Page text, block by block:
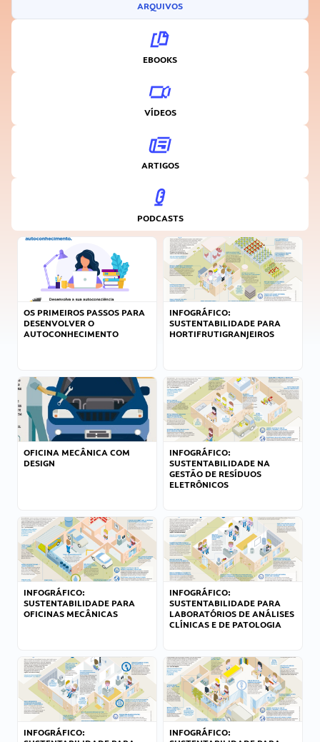
ARQUIVOS
EBOOKS
VÍDEOS
ARTIGOS
PODCASTS
OS PRIMEIROS PASSOS PARA
DESENVOLVER O
AUTOCONHECIMENTO
INFOGRÁFICO:
SUSTENTABILIDADE PARA
HORTIFRUTIGRANJEIROS
OFICINA MECÂNICA COM
DESIGN
INFOGRÁFICO:
SUSTENTABILIDADE NA
GESTÃO DE RESÍDUOS
ELETRÔNICOS
INFOGRÁFICO:
SUSTENTABILIDADE PARA
OFICINAS MECÂNICAS
INFOGRÁFICO:
SUSTENTABILIDADE PARA
LABORATÓRIOS DE ANÁLISES
CLÍNICAS E DE PATOLOGIA
INFOGRÁFICO:
INFOGRÁFICO: